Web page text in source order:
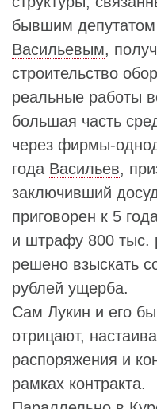
бывшим
Васильевым,
строительство
реальные работы
большая часть
через фирмы-
года Васильев,
заключивший
приговорен к 5
и штрафу 800 тыс.
решено взыскать
рублей ущерба.
Сам Лукин и его
отрицают,
распоряжения и
рамках контракта.